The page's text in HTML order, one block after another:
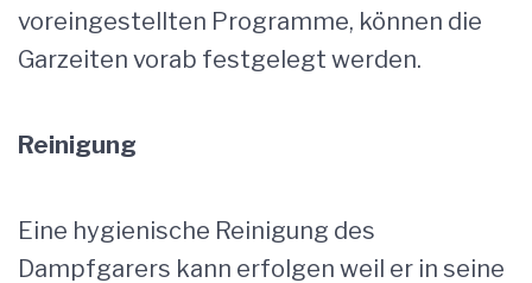
voreingestellten Programme, können die
Garzeiten vorab festgelegt werden.
Reinigung
Eine hygienische Reinigung des
Dampfgarers kann erfolgen weil er in seine